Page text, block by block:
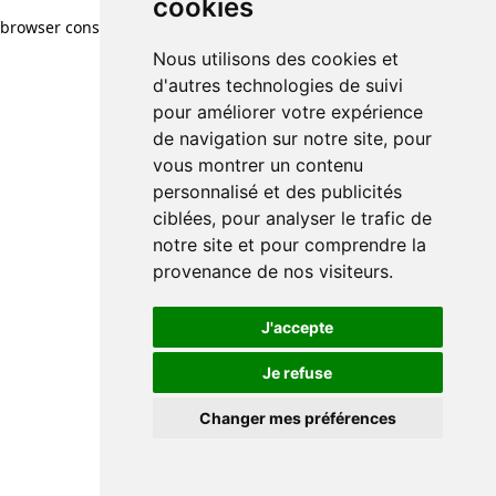
cookies
Nous utilisons des cookies et
d'autres technologies de suivi
pour améliorer votre expérience
de navigation sur notre site, pour
vous montrer un contenu
personnalisé et des publicités
ciblées, pour analyser le trafic de
notre site et pour comprendre la
provenance de nos visiteurs.
J'accepte
Je refuse
Changer mes préférences
browser console for more information)